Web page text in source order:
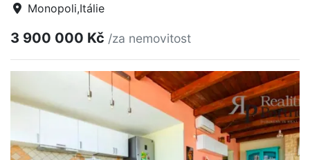
Monopoli,Itálie
3 900 000 Kč /za nemovitost